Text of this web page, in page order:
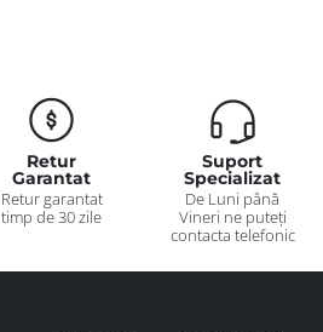
Retur
Garantat
Retur garantat
timp de 30 zile
Suport
Specializat
De Luni până
Vineri ne puteți
contacta telefonic